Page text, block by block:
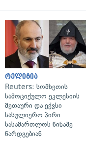
რელიგია
Reuters: სომხეთის
სამოციქულო ეკლესიის
მეთაური და ექვსი
სასულიერო პირი
სასამართლოს წინაშე
წარდგებიან